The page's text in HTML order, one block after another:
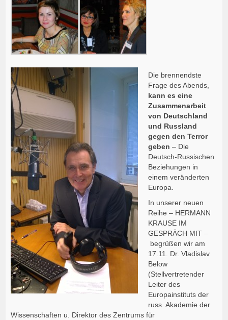
Die brennendste
Frage des Abends,
kann es eine
Zusammenarbeit
von Deutschland
und Russland
gegen den Terror
geben – Die
Deutsch-Russischen
Beziehungen in
einem veränderten
Europa.
In unserer neuen
Reihe – HERMANN
KRAUSE IM
GESPRÄCH MIT –
begrüßen wir am
17.11. Dr. Vladislav
Below
(Stellvertretender
Leiter des
Europainstituts der
russ. Akademie der
Wissenschaften u. Direktor des Zentrums für